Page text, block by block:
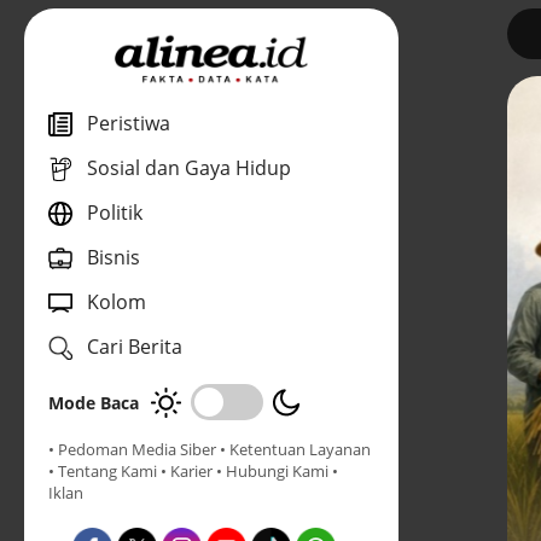
Peristiwa
Sosial dan Gaya Hidup
Politik
Bisnis
Kolom
Cari Berita
Mode Baca
• Pedoman Media Siber • Ketentuan Layanan
• Tentang Kami • Karier • Hubungi Kami •
Iklan